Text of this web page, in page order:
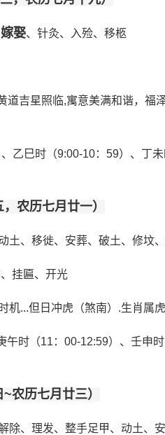
嫁娶、针灸、入殓、移柩
道吉星照临,寓意美满和谐，
乙巳时（9:00-10：59）、丁
农历七月廿一）
土、移徙、安葬、破土、修坟
挂匾、开光
机...但日冲虎（煞南）.生肖属
午时（11：00-12:59）、壬申
农历七月廿三）
除、理发、整手足甲、动土、